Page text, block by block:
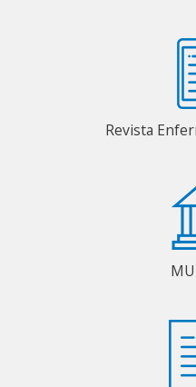
Revista